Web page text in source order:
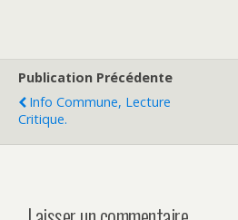
Publication Précédente
Info Commune, Lecture
Critique.